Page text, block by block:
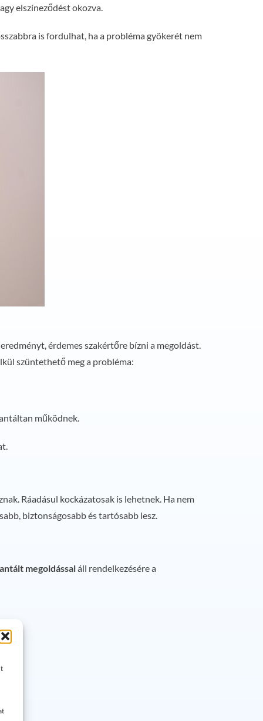
elszíneződést okozva.
is fordulhat, ha a probléma gyökerét nem
érdemes szakértőre bízni a megoldást.
szüntethető meg a probléma:
működnek.
Ráadásul kockázatosak is lehetnek. Ha nem
biztonságosabb és tartósabb lesz.
megoldássaláll rendelkezésére a